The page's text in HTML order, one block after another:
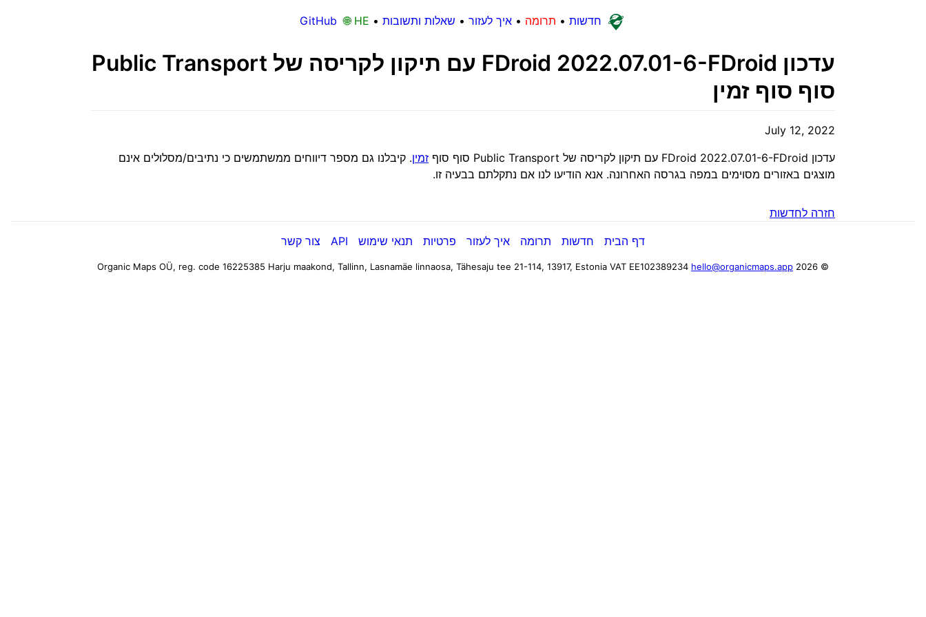
חדשות • תרומה •איך לעזור • שאלות ותשובות •
GitHub 🌐 HE
עדכון FDroid 2022.07.01-6-FDroid עם תיקון לקריסה של Public Transport
סוף סוף זמין
July 12, 2022
עדכון FDroid 2022.07.01-6-FDroid עם תיקון לקריסה של Public Transport סוף סוף
זמין. קיבלנו גם מספר דיווחים ממשתמשים כי נתיבים/מסלולים אינם
מוצגים באזורים מסוימים במפה בגרסה האחרונה. אנא הודיעו לנו אם נתקלתם בבעיה זו.
חזרה לחדשות
דף הבית חדשות תרומה איך לעזור פרטיות תנאי שימוש API צור קשר
© 2026 Organic Maps OÜ, reg. code 16225385
Harju maakond, Tallinn, Lasnamäe linnaosa, Tähesaju tee 21-114, 13917, Estonia VAT EE102389234 hello@organicmaps.app